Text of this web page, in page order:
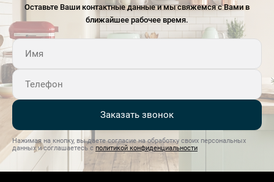
Оставьте Ваши контактные данные и мы свяжемся с Вами в
ближайшее рабочее время.
Заказать звонок
Нажимая на кнопку, вы даете согласие на обработку своих персональных
данных и соглашаетесь с политикой конфиденциальности